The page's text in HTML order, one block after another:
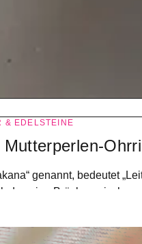
& EDELSTEINE
genannt, bedeutet
das eine Brücke